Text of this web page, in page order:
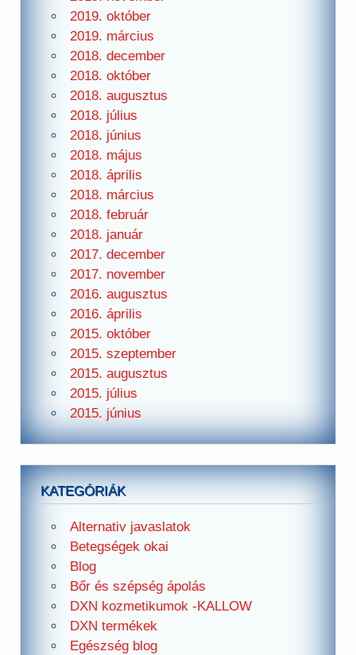
2019. október
2019. március
2018. december
2018. október
2018. augusztus
2018. július
2018. június
2018. május
2018. április
2018. március
2018. február
2018. január
2017. december
2017. november
2016. augusztus
2016. április
2015. október
2015. szeptember
2015. augusztus
2015. július
2015. június
KATEGÓRIÁK
Alternativ javaslatok
Betegségek okai
Blog
Bőr és szépség ápolás
DXN kozmetikumok -KALLOW
DXN termékek
Egészség blog